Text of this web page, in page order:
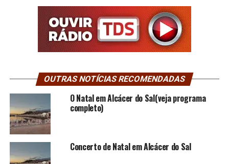
OUTRAS NOTÍCIAS RECOMENDADAS
O Natal em Alcácer do Sal(veja programa
completo)
Concerto de Natal em Alcácer do Sal